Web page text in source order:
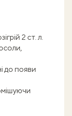
2 ст. л.
до появи